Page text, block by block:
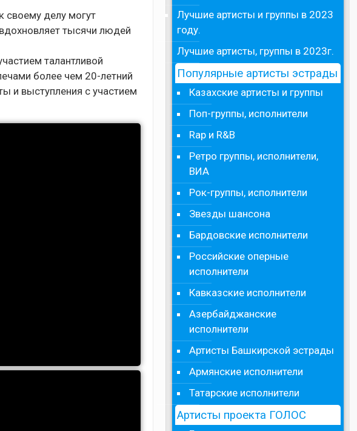
своему делу могут
тысячи людей
талантливой
более чем 20-летний
и выступления с участием
Лучшие артисты и группы в 2023
году.
Лучшие артисты, группы в 2023г.
Популярные артисты эстрады
Казахские артисты и группы
Поп-группы, исполнители
Rap и R&B
Ретро группы, исполнители,
ВИА
Рок-группы, исполнители
Звезды шансона
Бардовские исполнители
Российские оперные
исполнители
Кавказские исполнители
Азербайджанские
исполнители
Артисты Башкирской эстрады
Армянские исполнители
Татарские исполнители
Артисты проекта ГОЛОС